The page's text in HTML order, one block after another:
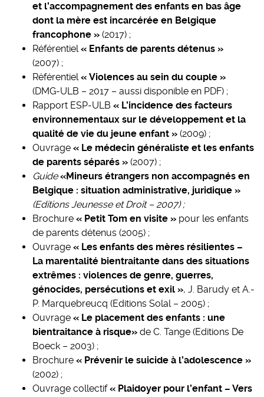
et l’accompagnement des enfants en bas âge
dont la mère est incarcérée en Belgique
francophone » (2017) ;
Référentiel« Enfants de parents détenus »
(2007) ;
Référentiel« Violences au sein du couple »
(DMG-ULB – 2017 – aussi disponible en PDF) ;
Rapport ESP-ULB « L’incidence des facteurs
environnementaux sur le développement et la
qualité de vie du jeune enfant » (2009) ;
Ouvrage « Le médecin généraliste et les enfants
de parents séparés » (2007) ;
Guide«Mineurs étrangers non accompagnés en
Belgique : situation administrative, juridique »
(Editions Jeunesse et Droit – 2007) ;
Brochure « Petit Tom en visite » pour les enfants
de parents détenus (2005) ;
Ouvrage « Les enfants des mères résilientes –
La marentalité bientraitante dans des situations
extrêmes : violences de genre, guerres,
génocides, persécutions et exil », J. Barudy et A.-
P. Marquebreucq (Editions Solal – 2005) ;
Ouvrage « Le placement des enfants : une
bientraitance à risque» de C. Tange (Editions De
Boeck – 2003) ;
Brochure « Prévenir le suicide à l’adolescence »
(2002) ;
Ouvrage collectif« Plaidoyer pour l’enfant – Vers